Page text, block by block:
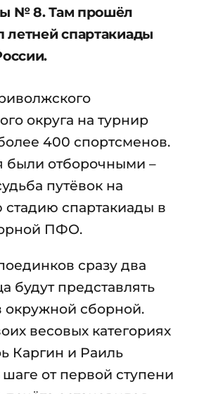
№ 8. Там прошёл
летней спартакиады
округа на турнир
400 спортсменов.
были отборочными –
путёвок на
спартакиады в
ПФО.
сразу два
будут представлять
окружной сборной.
весовых категориях
Каргин и Раиль
от первой ступени